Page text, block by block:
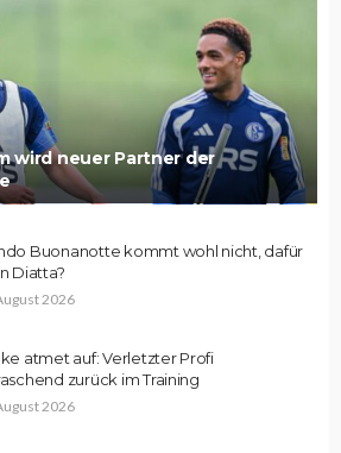
wird neuer Partner der
Buonanotte kommt wohl nicht, dafür
Diatta?
2026
atmet auf: Verletzter Profi
zurück im Training
2026